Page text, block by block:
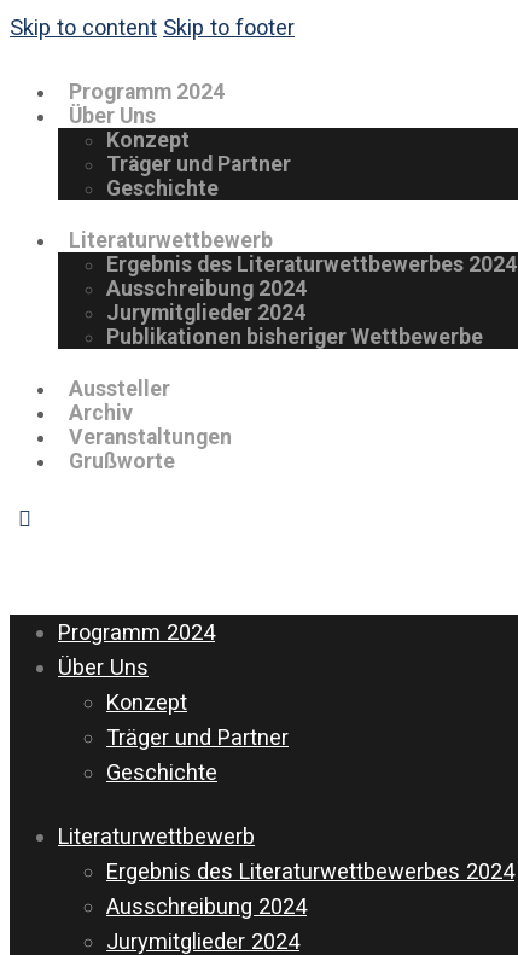
Skip to content Skip to footer
Programm 2024
Über Uns
Konzept
Träger und Partner
Geschichte
Literaturwettbewerb
Ergebnis des Literaturwettbewerbes 2024
Ausschreibung 2024
Jurymitglieder 2024
Publikationen bisheriger Wettbewerbe
Aussteller
Archiv
Veranstaltungen
Grußworte
Programm 2024
Über Uns
Konzept
Träger und Partner
Geschichte
Literaturwettbewerb
Ergebnis des Literaturwettbewerbes 2024
Ausschreibung 2024
Jurymitglieder 2024